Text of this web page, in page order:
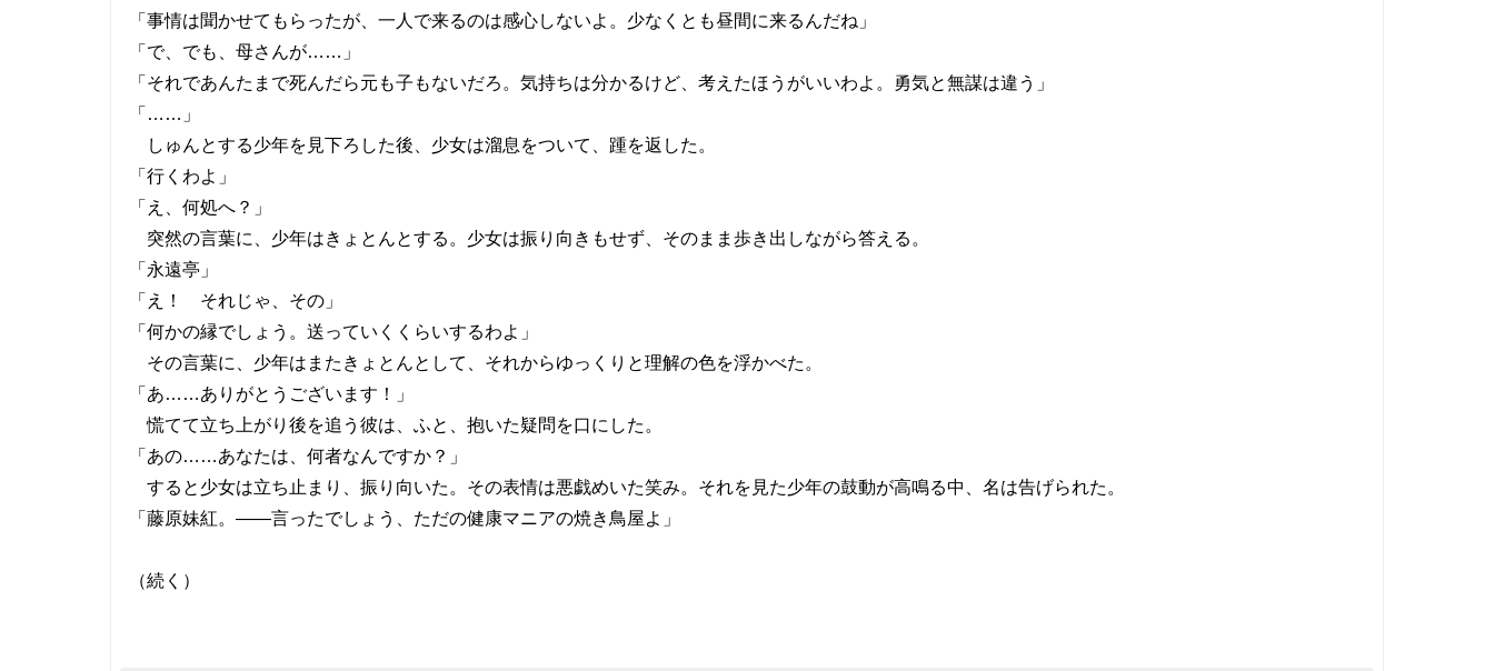
「事情は聞かせてもらったが、一人で来るのは感心しないよ。少なくとも昼間に来るんだね」
「で、でも、母さんが……」
「それであんたまで死んだら元も子もないだろ。気持ちは分かるけど、考えたほうがいいわよ。勇気と無謀は違う」
「……」
しゅんとする少年を見下ろした後、少女は溜息をついて、踵を返した。
「行くわよ」
「え、何処へ？」
突然の言葉に、少年はきょとんとする。少女は振り向きもせず、そのまま歩き出しながら答える。
「永遠亭」
「え！ それじゃ、その」
「何かの縁でしょう。送っていくくらいするわよ」
その言葉に、少年はまたきょとんとして、それからゆっくりと理解の色を浮かべた。
「あ……ありがとうございます！」
慌てて立ち上がり後を追う彼は、ふと、抱いた疑問を口にした。
「あの……あなたは、何者なんですか？」
すると少女は立ち止まり、振り向いた。その表情は悪戯めいた笑み。それを見た少年の鼓動が高鳴る中、名は告げられた。
「藤原妹紅。――言ったでしょう、ただの健康マニアの焼き鳥屋よ」
（続く）